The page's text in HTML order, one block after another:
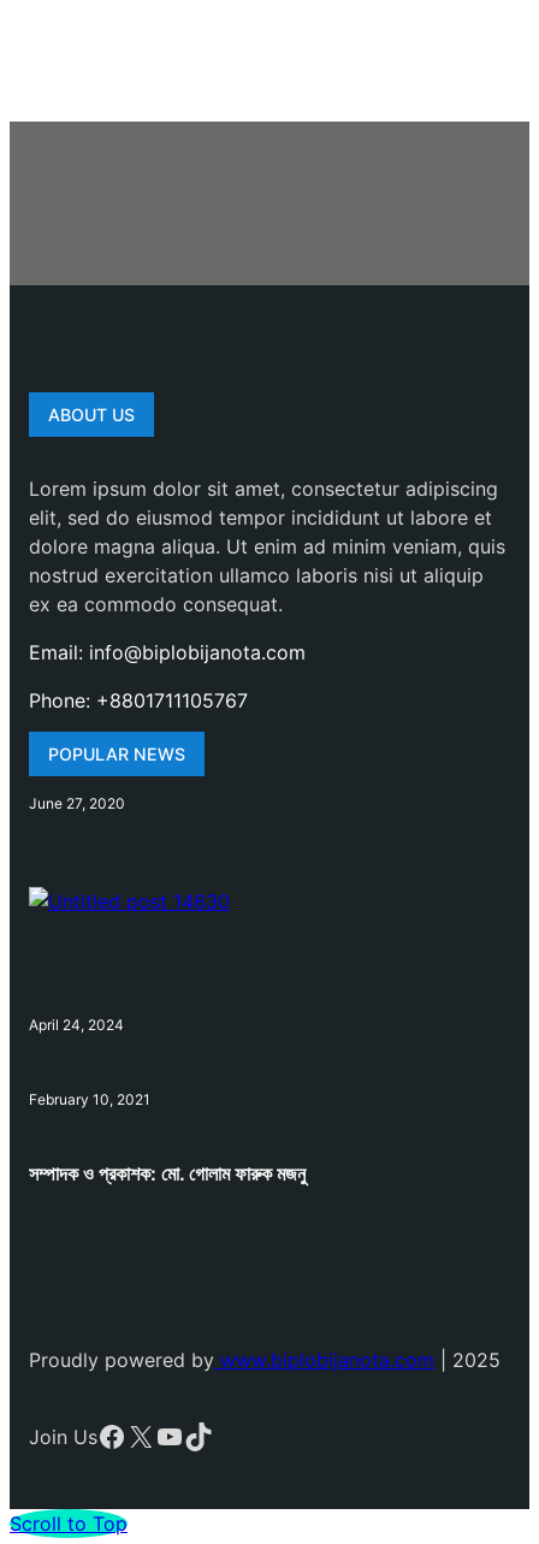
ABOUT US
Lorem ipsum dolor sit amet, consectetur adipiscing
elit, sed do eiusmod tempor incididunt ut labore et
dolore magna aliqua. Ut enim ad minim veniam, quis
nostrud exercitation ullamco laboris nisi ut aliquip
ex ea commodo consequat.
Email: info@biplobijanota.com
Phone: +8801711105767
POPULAR NEWS
June 27, 2020
April 24, 2024
February 10, 2021
সম্পাদক ও প্রকাশক: মো. গোলাম ফারুক মজনু
Proudly powered by www.biplobijanota.com | 2025
Join UsFacebook
X YouTube
TikTok
Scroll to Top